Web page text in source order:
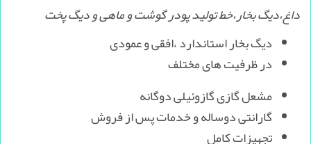
داغ،دیگ بخار،خط تولید پودر گوشت و ماهی و دیگ پخت
دیگ بخار استاندارد ،افقی و عمودی
در ظرفیت های مختلف
مشعل گازی گازوئیلی دوگانه
گارانتی دوساله و خدمات پس از فروش
تجهیزات کامل